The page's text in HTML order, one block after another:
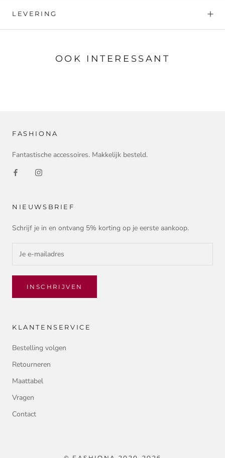
LEVERING
OOK INTERESSANT
FASHIONA
Fantastische accessoires. Makkelijk besteld.
NIEUWSBRIEF
Schrijf je in en ontvang 5% korting op je eerste aankoop.
INSCHRIJVEN
KLANTENSERVICE
Bestelling volgen
Retourneren
Maattabel
Vragen
Contact